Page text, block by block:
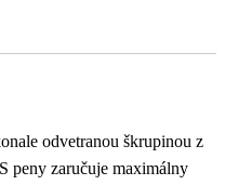
odvetranou škrupinou z
peny zaručuje maximálny